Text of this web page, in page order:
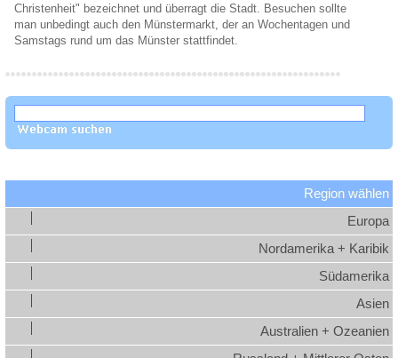
Christenheit" bezeichnet und überragt die Stadt. Besuchen sollte
man unbedingt auch den Münstermarkt, der an Wochentagen und
Samstags rund um das Münster stattfindet.
Region wählen
Europa
Nordamerika + Karibik
Südamerika
Asien
Australien + Ozeanien